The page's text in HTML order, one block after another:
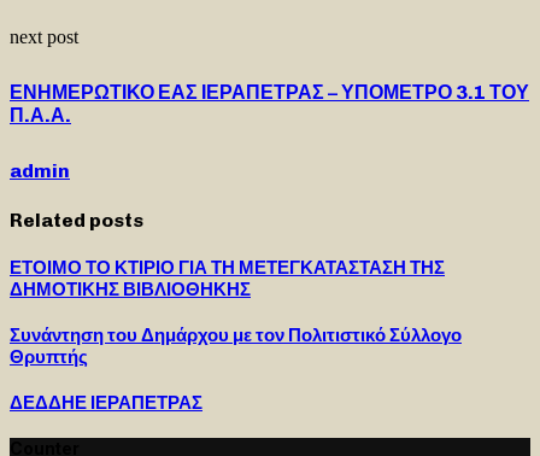
next post
ΕΝΗΜΕΡΩΤΙΚΟ ΕΑΣ ΙΕΡΑΠΕΤΡΑΣ – ΥΠΟΜΕΤΡΟ 3.1 ΤΟΥ
Π.Α.Α.
admin
Related posts
ΕΤΟΙΜΟ ΤΟ ΚΤΙΡΙΟ ΓΙΑ ΤΗ ΜΕΤΕΓΚΑΤΑΣΤΑΣΗ ΤΗΣ
ΔΗΜΟΤΙΚΗΣ ΒΙΒΛΙΟΘΗΚΗΣ
Συνάντηση του Δημάρχου με τον Πολιτιστικό Σύλλογο
Θρυπτής
ΔΕΔΔΗΕ ΙΕΡΑΠΕΤΡΑΣ